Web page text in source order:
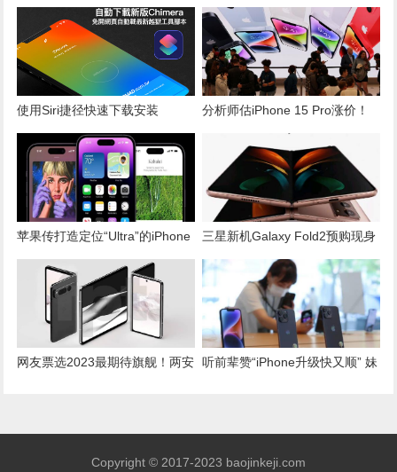
手机销量将低迷两年
台！透明背盖、可换电池手机都
来了
使用Siri捷径快速下载安装
Chimera越狱工具指南
分析师估iPhone 15 Pro涨价！
连六代冻涨后撑不住了
苹果传打造定位“Ultra”的iPhone
但要等到这一年才会出
三星新机Galaxy Fold2预购现身
官网？售价有望下降
网友票选2023最期待旗舰！两安 听前辈赞“iPhone升级快又顺” 妹
Copyright © 2017-2023 baojinkeji.com